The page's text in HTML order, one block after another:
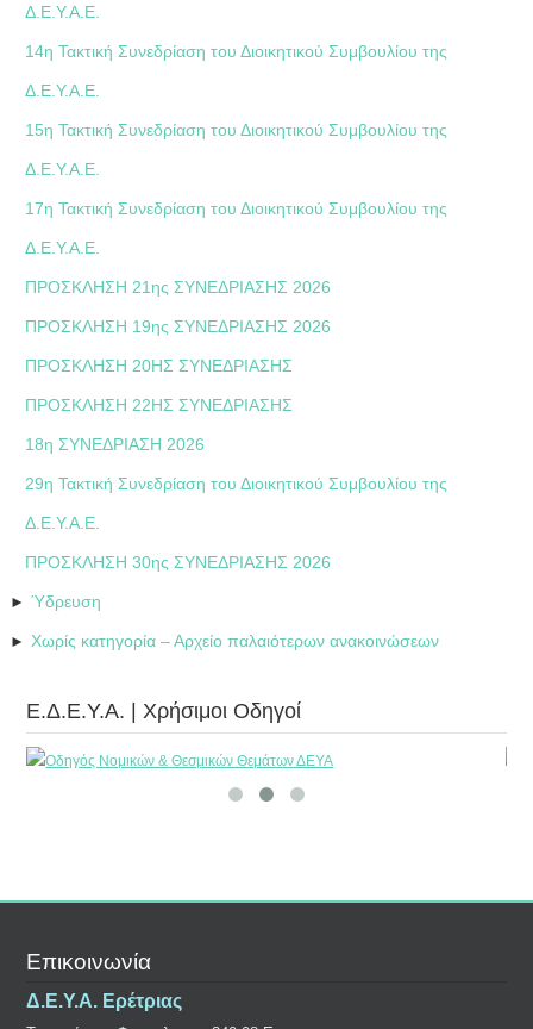
Δ.Ε.Υ.Α.Ε.
14η Τακτική Συνεδρίαση του Διοικητικού Συμβουλίου της
Δ.Ε.Υ.Α.Ε.
15η Τακτική Συνεδρίαση του Διοικητικού Συμβουλίου της
Δ.Ε.Υ.Α.Ε.
17η Τακτική Συνεδρίαση του Διοικητικού Συμβουλίου της
Δ.Ε.Υ.Α.Ε.
ΠΡΟΣΚΛΗΣΗ 21ης ΣΥΝΕΔΡΙΑΣΗΣ 2026
ΠΡΟΣΚΛΗΣΗ 19ης ΣΥΝΕΔΡΙΑΣΗΣ 2026
ΠΡΟΣΚΛΗΣΗ 20ΗΣ ΣΥΝΕΔΡΙΑΣΗΣ
ΠΡΟΣΚΛΗΣΗ 22ΗΣ ΣΥΝΕΔΡΙΑΣΗΣ
18η ΣΥΝΕΔΡΙΑΣΗ 2026
29η Τακτική Συνεδρίαση του Διοικητικού Συμβουλίου της
Δ.Ε.Υ.Α.Ε.
ΠΡΟΣΚΛΗΣΗ 30ης ΣΥΝΕΔΡΙΑΣΗΣ 2026
► Ύδρευση
► Χωρίς κατηγορία – Αρχείο παλαιότερων ανακοινώσεων
Ε.Δ.Ε.Υ.Α. | Χρήσιμοι Οδηγοί
Επικοινωνία
Δ.Ε.Υ.Α. Ερέτριας